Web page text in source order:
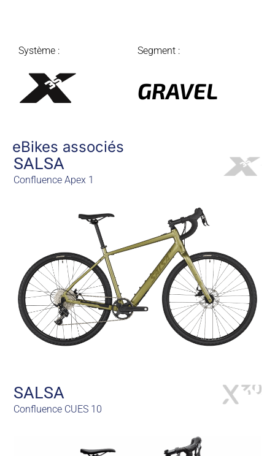
Système : Segment :
GRAVEL
eBikes associés
SALSA
Confluence Apex 1
SALSA
Confluence CUES 10